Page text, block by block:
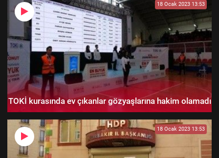
18 Ocak 2023 13:53
TOKİ kurasında ev çıkanlar gözyaşlarına hakim olamadı
18 Ocak 2023 13:53